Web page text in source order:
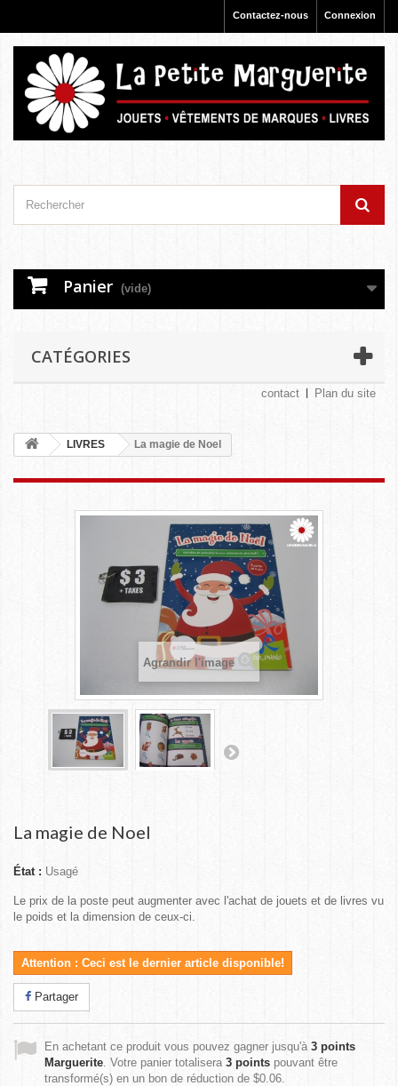
Connexion
Contactez-nous
Panier (vide)
CATÉGORIES
contact Plan du site
LIVRES La magie de Noel
Agrandir l'image
La magie de Noel
État : Usagé
Le prix de la poste peut augmenter avec l'achat de jouets et de livres vu
le poids et la dimension de ceux-ci.
Attention : Ceci est le dernier article disponible!
Partager
En achetant ce produit vous pouvez gagner jusqu'à 3 points
Marguerite . Votre panier totalisera 3 points pouvant être
transformé(s) en un bon de réduction de $0.06